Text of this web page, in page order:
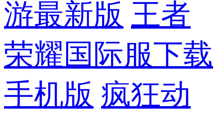
游最新版 王者
荣耀国际服下载
手机版 疯狂动